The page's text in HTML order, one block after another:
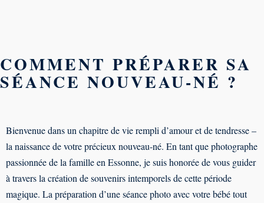
COMMENT PRÉPARER SA
SÉANCE NOUVEAU-NÉ ?
Bienvenue dans un chapitre de vie rempli d’amour et de tendresse –
la naissance de votre précieux nouveau-né. En tant que photographe
passionnée de la famille en Essonne, je suis honorée de vous guider
à travers la création de souvenirs intemporels de cette période
magique. La préparation d’une séance photo avec votre bébé tout